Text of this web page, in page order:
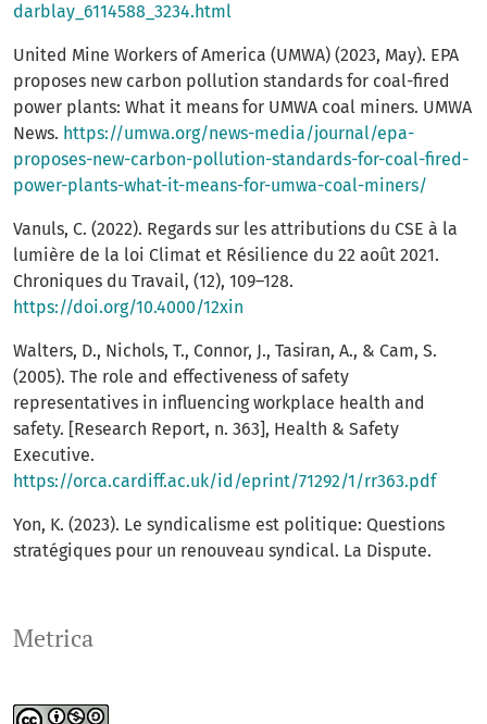
Metrica
darblay_6114588_3234.html
United Mine Workers of America (UMWA) (2023, May). EPA
proposes new carbon pollution standards for coal-fired
power plants: What it means for UMWA coal miners. UMWA
News. https://umwa.org/news-media/journal/epa-
proposes-new-carbon-pollution-standards-for-coal-fired-
power-plants-what-it-means-for-umwa-coal-miners/
Vanuls, C. (2022). Regards sur les attributions du CSE à la
lumière de la loi Climat et Résilience du 22 août 2021.
Chroniques du Travail, (12), 109–128.
https://doi.org/10.4000/12xin
Walters, D., Nichols, T., Connor, J., Tasiran, A., & Cam, S.
(2005). The role and effectiveness of safety
representatives in influencing workplace health and
safety. [Research Report, n. 363], Health & Safety
Executive.
https://orca.cardiff.ac.uk/id/eprint/71292/1/rr363.pdf
Yon, K. (2023). Le syndicalisme est politique: Questions
stratégiques pour un renouveau syndical. La Dispute.